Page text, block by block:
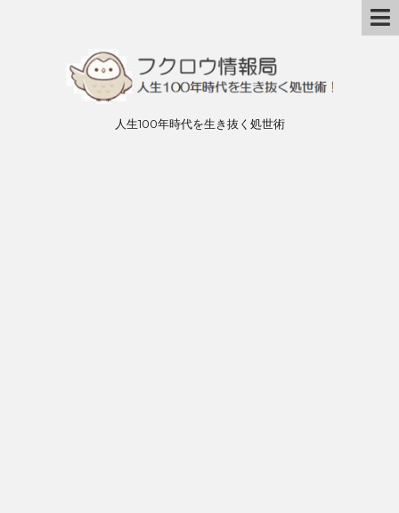
人生100年時代を生き抜く処世術